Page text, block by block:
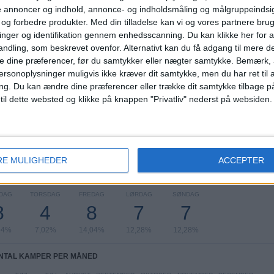
annoncer og indhold, annonce- og indholdsmåling og
forbedre produkter. Med din tilladelse kan vi og vores partnere
og identifikation gennem enhedsscanning. Du kan klikke her for
som beskrevet ovenfor. Alternativt kan du få adgang til mere
dine præferencer, før du samtykker eller nægter samtykke. Bemærk,
muligvis ikke kræver dit samtykke, men du har ret til
Du kan ændre dine præferencer eller trække dit samtykke tilbage
dette websted og klikke på knappen "Privatliv" nederst på websiden.
MULIGHEDER ACCEPTER
MODSTANDERE
VS Australien
KONKURRENCER
RANGORDNING EFTER KONKURRENCER
FIFA VM 2026
16 (28,07%)
Venskabskamp
6 (10,53%)
Maurice Revello Tournament
6 (10,53%)
KAMPER PER UGEDAG
TORSDAG
4
7,02%
FREDAG
8
14,04%
LØRDAG
7
12,28%
SØNDAG
7
12,28%
KAMPER PER MÅNED